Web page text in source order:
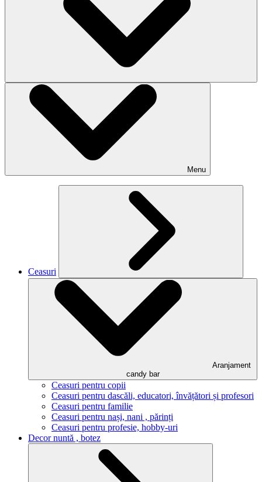
Menu
Ceasuri
Aranjament
candy bar
Ceasuri pentru copii
Ceasuri pentru dascăli, educatori, învățători și profesori
Ceasuri pentru familie
Ceasuri pentru nași, nani , părinți
Ceasuri pentru profesie, hobby-uri
Decor nuntă , botez